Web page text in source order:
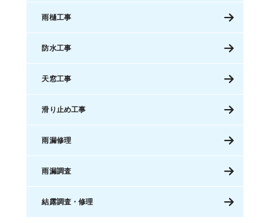
雨樋工事
防水工事
天窓工事
滑り止め工事
雨漏修理
雨漏調査
結露調査・修理